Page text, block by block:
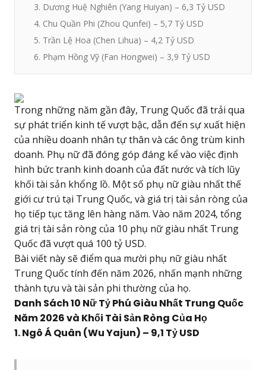
3. Dương Huệ Nghiên (Yang Huiyan) – 6,3 Tỷ USD
4. Chu Quần Phi (Zhou Qunfei) – 5,7 Tỷ USD
5. Trần Lệ Hoa (Chen Lihua) – 4,2 Tỷ USD
6. Phạm Hồng Vỹ (Fan Hongwei) – 3,9 Tỷ USD
Trong những năm gần đây, Trung Quốc đã trải qua
sự phát triển kinh tế vượt bậc, dẫn đến sự xuất hiện
của nhiều doanh nhân tự thân và các ông trùm kinh
doanh. Phụ nữ đã đóng góp đáng kể vào việc định
hình bức tranh kinh doanh của đất nước và tích lũy
khối tài sản khổng lồ. Một số phụ nữ giàu nhất thế
giới cư trú tại Trung Quốc, và giá trị tài sản ròng của
họ tiếp tục tăng lên hàng năm. Vào năm 2024, tổng
giá trị tài sản ròng của 10 phụ nữ giàu nhất Trung
Quốc đã vượt quá 100 tỷ USD.
Bài viết này sẽ điểm qua mười phụ nữ giàu nhất
Trung Quốc tính đến năm 2026, nhấn mạnh những
thành tựu và tài sản phi thường của họ.
Danh Sách 10 Nữ Tỷ Phú Giàu Nhất Trung Quốc
Năm 2026 và Khối Tài Sản Ròng Của Họ
1. Ngô Á Quân (Wu Yajun) – 9,1 Tỷ USD